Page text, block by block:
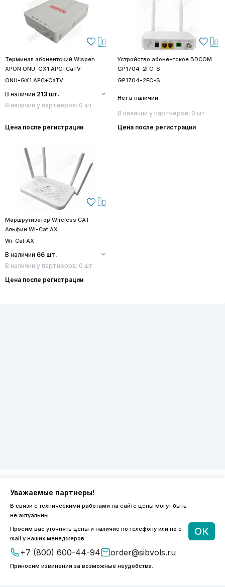
Терминал абонентский Wispen
XPON ONU-GX1 APC+CaTV
ONU-GX1 APC+CaTV
В наличии 213 шт.
В наличии у партнеров: 0 шт
Цена после регистрации
Устройство абонентское BDCOM
GP1704-2FC-S
GP1704-2FC-S
Нет в наличии
В наличии у партнеров: 0 шт
Цена после регистрации
Маршрутизатор Wireless CAT
Альфин Wi-Cat AX
Wi-Cat AX
В наличии 66 шт.
В наличии у партнеров: 0 шт
Цена после регистрации
Уважаемые партнеры!
В связи с техническими работами на сайте цены могут быть
не актуальны.
Просим вас уточнять цены и наличие по телефону или по e-
mail у наших менеджеров
+7 (800) 600-44-94 order@sibvols.ru
Приносим извинения за возможные неудобства.
ОК
8 (800) 600-44-94
ПН-ПТ 9:00 - 18:00
order@sibvols.ru
О компании
Каталог
Доставка и оплата
Контакты